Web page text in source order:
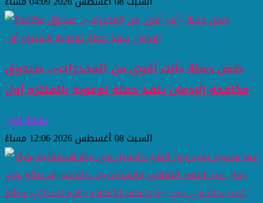
ضمن حملة «أنت أقوى من المخدرات».. صندوق
مكافحة الإدمان ينفذ حملة توعوية بالمنتزه أول
ثقافة وفن
السبت 08 أغسطس 2026 12:06 مساءً